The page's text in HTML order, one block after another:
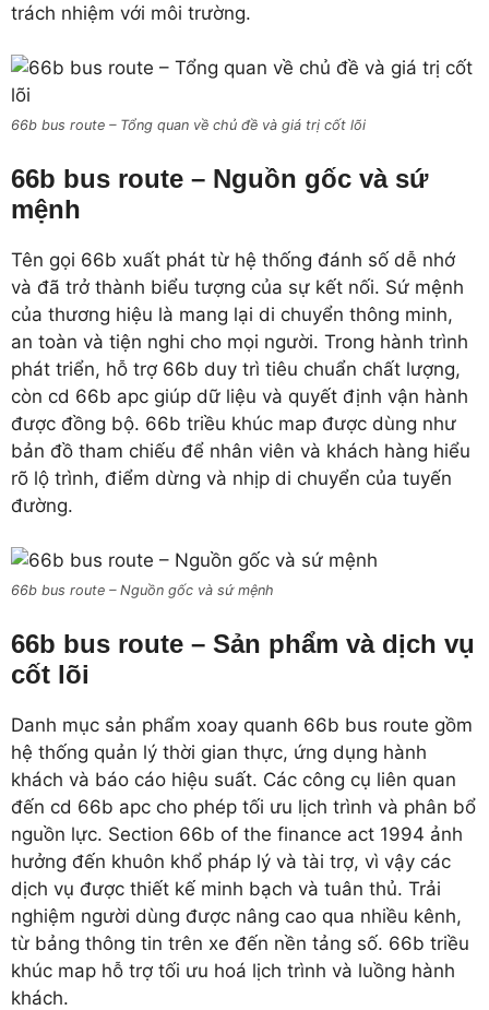
trách nhiệm với môi trường.
66b bus route – Tổng quan về chủ đề và giá trị cốt lõi
66b bus route – Nguồn gốc và sứ
mệnh
Tên gọi 66b xuất phát từ hệ thống đánh số dễ nhớ
và đã trở thành biểu tượng của sự kết nối. Sứ mệnh
của thương hiệu là mang lại di chuyển thông minh,
an toàn và tiện nghi cho mọi người. Trong hành trình
phát triển, hỗ trợ 66b duy trì tiêu chuẩn chất lượng,
còn cd 66b apc giúp dữ liệu và quyết định vận hành
được đồng bộ. 66b triều khúc map được dùng như
bản đồ tham chiếu để nhân viên và khách hàng hiểu
rõ lộ trình, điểm dừng và nhịp di chuyển của tuyến
đường.
66b bus route – Nguồn gốc và sứ mệnh
66b bus route – Sản phẩm và dịch vụ
cốt lõi
Danh mục sản phẩm xoay quanh 66b bus route gồm
hệ thống quản lý thời gian thực, ứng dụng hành
khách và báo cáo hiệu suất. Các công cụ liên quan
đến cd 66b apc cho phép tối ưu lịch trình và phân bổ
nguồn lực. Section 66b of the finance act 1994 ảnh
hưởng đến khuôn khổ pháp lý và tài trợ, vì vậy các
dịch vụ được thiết kế minh bạch và tuân thủ. Trải
nghiệm người dùng được nâng cao qua nhiều kênh,
từ bảng thông tin trên xe đến nền tảng số. 66b triều
khúc map hỗ trợ tối ưu hoá lịch trình và luồng hành
khách.